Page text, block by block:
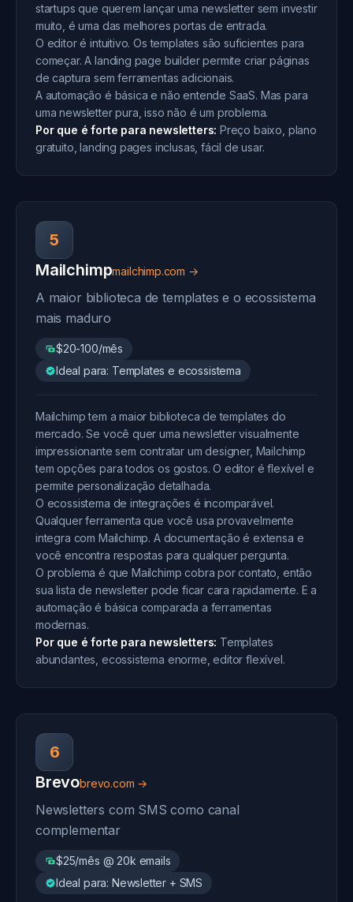
startups que querem lançar uma newsletter sem investir
muito, é uma das melhores portas de entrada.
O editor é intuitivo. Os templates são suficientes para
começar. A landing page builder permite criar páginas
de captura sem ferramentas adicionais.
A automação é básica e não entende SaaS. Mas para
uma newsletter pura, isso não é um problema.
Por que é forte para newsletters: Preço baixo, plano
gratuito, landing pages inclusas, fácil de usar.
5
Mailchimpmailchimp.com →
A maior biblioteca de templates e o ecossistema
mais maduro
$20-100/mês
Ideal para: Templates e ecossistema
Mailchimp tem a maior biblioteca de templates do
mercado. Se você quer uma newsletter visualmente
impressionante sem contratar um designer, Mailchimp
tem opções para todos os gostos. O editor é flexível e
permite personalização detalhada.
O ecossistema de integrações é incomparável.
Qualquer ferramenta que você usa provavelmente
integra com Mailchimp. A documentação é extensa e
você encontra respostas para qualquer pergunta.
O problema é que Mailchimp cobra por contato, então
sua lista de newsletter pode ficar cara rapidamente. E a
automação é básica comparada a ferramentas
modernas.
Por que é forte para newsletters: Templates
abundantes, ecossistema enorme, editor flexível.
6
Brevobrevo.com →
Newsletters com SMS como canal
complementar
$25/mês @ 20k emails
Ideal para: Newsletter + SMS